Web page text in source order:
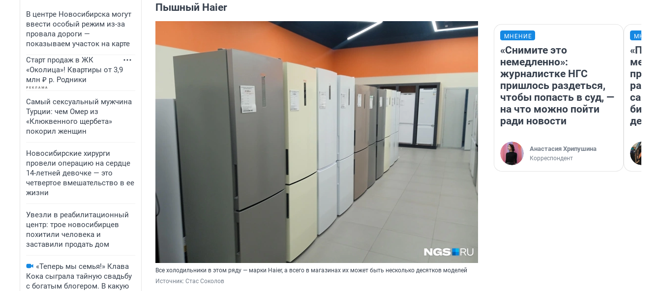
В центре Новосибирска могут
ввести особый режим из-за
провала дороги —
показываем участок на карте
Старт продаж в ЖК
«Околица»! Квартиры от 3,9
млн ₽ р. Родники
Самый сексуальный мужчина
Турции: чем Омер из
«Клюквенного щербета»
покорил женщин
Новосибирские хирурги
провели операцию на сердце
14-летней девочке — это
четвертое вмешательство в ее
жизни
Увезли в реабилитационный
центр: трое новосибирцев
похитили человека и
заставили продать дом
«Теперь мы семья!» Клава
Кока сыграла тайную свадьбу
с богатым блогером. В какую
Пышный Haier
Все холодильники в этом ряду — марки Haier, а всего в магазинах их может быть несколько десятков моделей
Источник: Стас Соколов
МНЕНИЕ
«Снимите это
немедленно»:
журналистке НГС
пришлось раздеться,
чтобы попасть в суд, —
на что можно пойти
ради новости
Анастасия Хрипушина
Корреспондент